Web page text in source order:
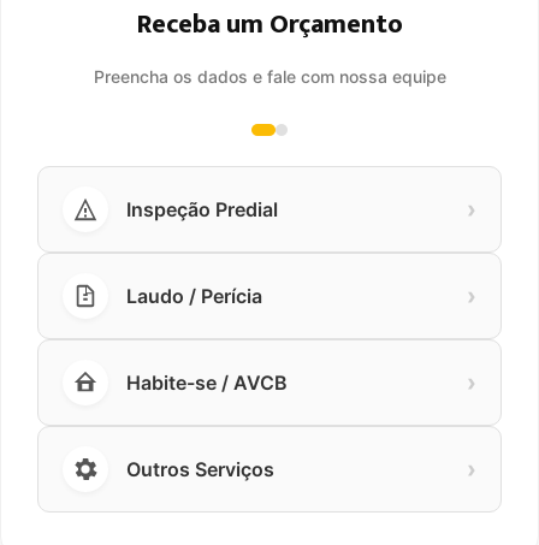
Receba um Orçamento
Preencha os dados e fale com nossa equipe
Inspeção Predial ›
Laudo / Perícia ›
Habite-se / AVCB ›
Outros Serviços ›